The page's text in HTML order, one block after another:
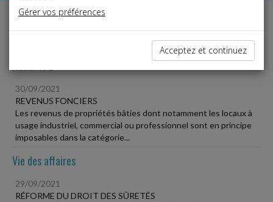
Liste des dernières dépêches
30/09/2021
REVENUS FONCIERS
Les revenus de propriétés bâties dont notamment les locaux à
usage industriel, commercial ou professionnel sont en principe
imposables dans la catégorie...
Vie des affaires
29/09/2021
RÉFORME DU DROIT DES SÛRETÉS
Gérer vos préférences
Acceptez et continuez